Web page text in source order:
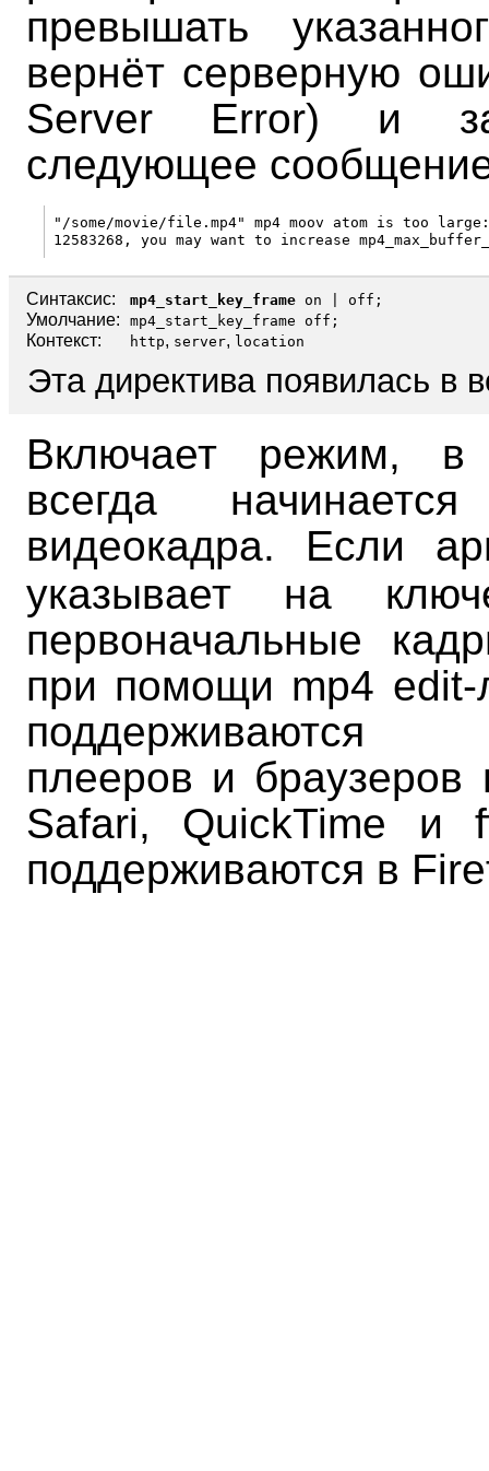
превышать
вернёт серверную
Server Error) и
следующее
"/some/movie/file.mp4" mp4 moov atom is too large:
Синтаксис: mp4_start_key_frame on off ;
Умолчание: mp4_start_key_frame off;
Контекст: http, server, location
Эта директива появилась в
Включает режим, в
всегда
видеокадра. Если
указывает на
первоначальные
при помощи mp4 edit-
поддерживаются
плееров и браузеров
Safari, QuickTime и
поддерживаются в